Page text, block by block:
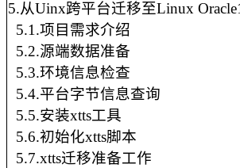
5.从Uinx跨平台迁移至Linux
5.1.项目需求介绍
5.2.源端数据准备
5.3.环境信息检查
5.4.平台字节信息查询
5.5.安装xtts工具
5.6.初始化xtts脚本
5.7.xtts迁移准备工作